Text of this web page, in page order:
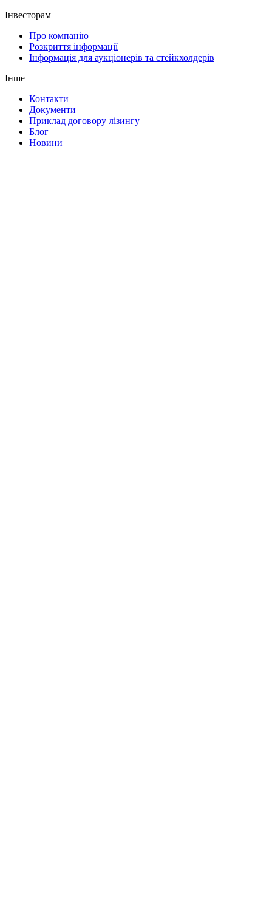
Інвесторам
Про компанію
Розкриття інформації
Інформація для аукціонерів та стейкхолдерів
Інше
Контакти
Документи
Приклад договору лізингу
Блог
Новини